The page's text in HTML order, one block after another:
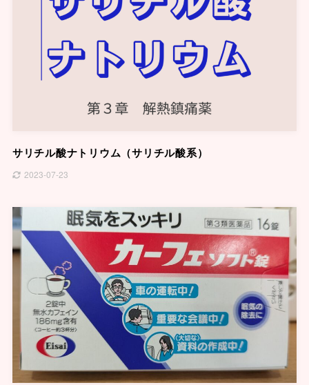
サリチル酸ナトリウム（サリチル酸系）
2023-07-23